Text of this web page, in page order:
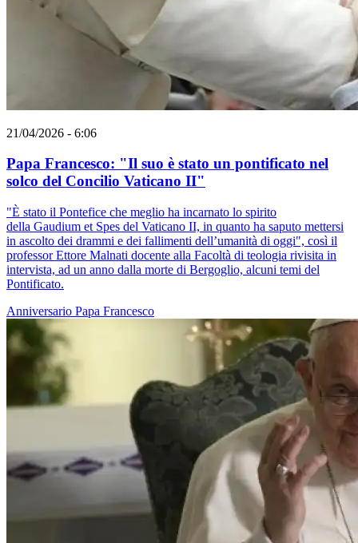
21/04/2026 - 6:06
Papa Francesco: "Il suo è stato un pontificato nel
solco del Concilio Vaticano II"
"È stato il Pontefice che meglio ha incarnato lo spirito
della Gaudium et Spes del Vaticano II, in quanto ha saputo mettersi
in ascolto dei drammi e dei fallimenti dell’umanità di oggi", così il
professor Ettore Malnati docente alla Facoltà di teologia rivisita in
intervista, ad un anno dalla morte di Bergoglio, alcuni temi del
Pontificato.
Anniversario Papa Francesco